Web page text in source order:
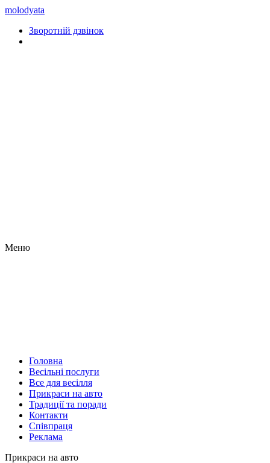
molodyata
Зворотній дзвінок
Меню
Головна
Весільні послуги
Все для весілля
Прикраси на авто
Традиції та поради
Контакти
Співпраця
Реклама
Прикраси на авто